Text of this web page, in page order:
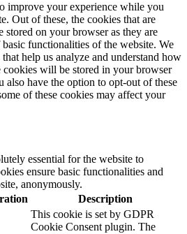
improve your experience while you
Out of these, the cookies that are
stored on your browser as they are
functionalities of the website. We
help us analyze and understand how
cookies will be stored in your browser
have the option to opt-out of these
of these cookies may affect your
essential for the website to
ensure basic functionalities and
anonymously.
Description
This cookie is set by GDPR
Cookie Consent plugin. The